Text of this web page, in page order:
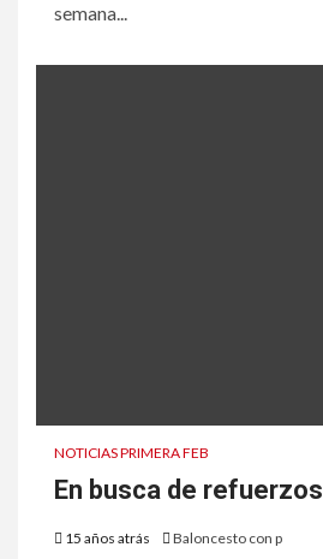
semana...
NOTICIAS PRIMERA FEB
En busca de refuerzos
15 años atrás Baloncesto con p